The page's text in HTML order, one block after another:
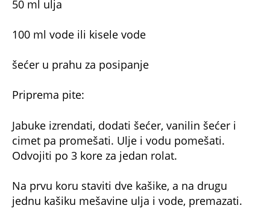
50 ml ulja
100 ml vode ili kisele vode
šećer u prahu za posipanje
Priprema pite:
Jabuke izrendati, dodati šećer, vanilin šećer i
cimet pa promešati. Ulje i vodu pomešati.
Odvojiti po 3 kore za jedan rolat.
Na prvu koru staviti dve kašike, a na drugu
jednu kašiku mešavine ulja i vode, premazati.